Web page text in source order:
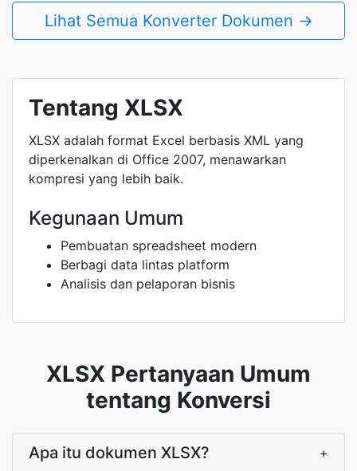
Lihat Semua Konverter Dokumen →
Tentang XLSX
XLSX adalah format Excel berbasis XML yang
diperkenalkan di Office 2007, menawarkan
kompresi yang lebih baik.
Kegunaan Umum
Pembuatan spreadsheet modern
Berbagi data lintas platform
Analisis dan pelaporan bisnis
XLSX Pertanyaan Umum
tentang Konversi
Apa itu dokumen XLSX? +